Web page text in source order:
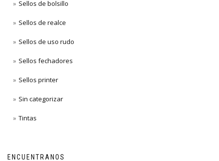
Sellos de bolsillo
Sellos de realce
Sellos de uso rudo
Sellos fechadores
Sellos printer
Sin categorizar
Tintas
ENCUENTRANOS